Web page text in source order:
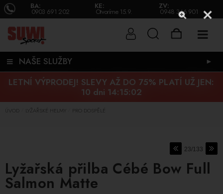
BA:
0903 691 202
KE:
Otvoríme 15.9.
ZV:
0948 346 901
NAŠE SLUŽBY ►
LETNÍ VÝPRODEJ! SLEVY AŽ DO 75% PLATÍ UŽ JEN:
10 dni 14:15:02
ÚVOD LYŽAŘSKÉ HELMY PRO DOSPĚLÉ
23/133
Lyžařská přilba Cébé Bow Full
Salmon Matte